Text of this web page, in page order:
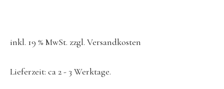
LIEWOOD
DUFTE Manufaktur
inkl. 19 % MwSt. zzgl. Versandkosten
Lieferzeit: ca 2 - 3 Werktage.